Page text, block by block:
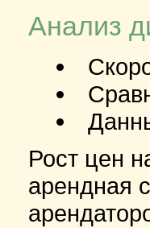
Анализ
Рост цен
арендная